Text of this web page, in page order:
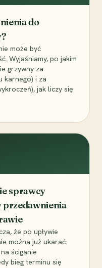
do
może być
Wyjaśniamy, po jakim
grzywny za
karnego) i za
jak liczy się
sprawcy
że po upływie
można już ukarać.
ściganie
bieg terminu się